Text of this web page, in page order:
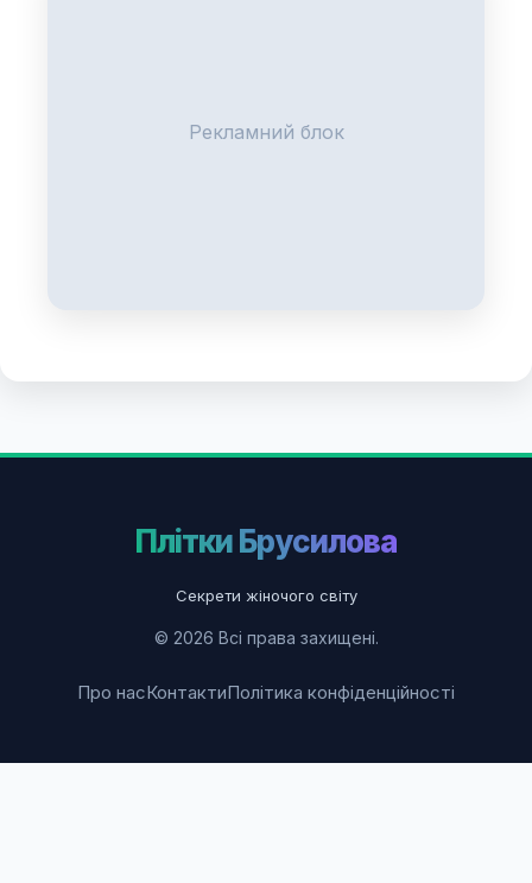
Рекламний блок
Плітки Брусилова
Секрети жіночого світу
© 2026 Всі права захищені.
Про насКонтактиПолітика конфіденційності